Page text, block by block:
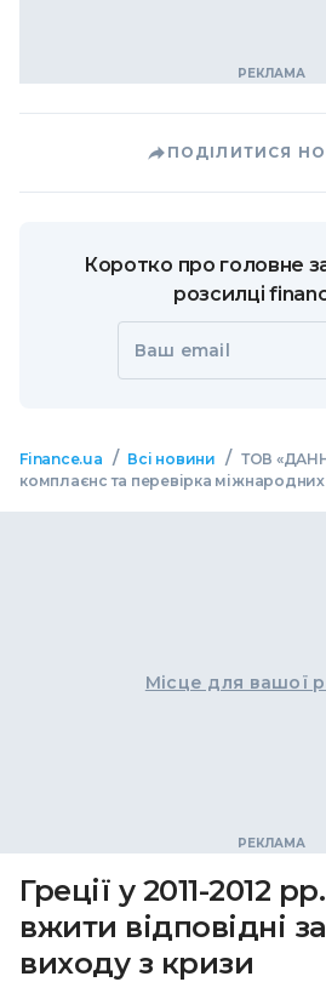
ПОДІЛИТИСЯ
Коротко про головне
розсилці
Ваш email
Finance.ua / Всі новини / ТОВ
комплаєнс та перевірка
Місце для вашої
Греції у 2011-2012
вжити відповідні
виходу з кризи